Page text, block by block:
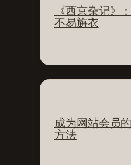
《西京杂记》
不易旃衣
成为网站会员的
方法